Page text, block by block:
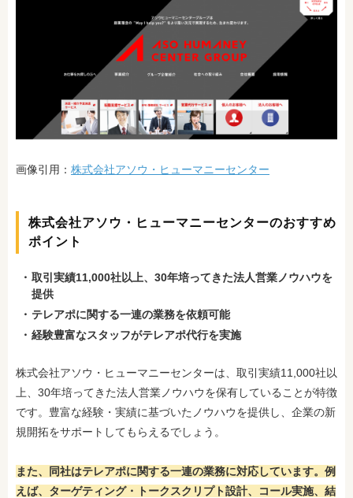
画像引用： 株式会社アソウ・ヒューマニーセンター
株式会社アソウ・ヒューマニーセンターのおすすめ
ポイント
取引実績11,000社以上、30年培ってきた法人営業ノウハウを
提供
テレアポに関する一連の業務を依頼可能
経験豊富なスタッフがテレアポ代行を実施
株式会社アソウ・ヒューマニーセンターは、取引実績11,000社以
上、30年培ってきた法人営業ノウハウを保有していることが特徴
です。豊富な経験・実績に基づいたノウハウを提供し、企業の新
規開拓をサポートしてもらえるでしょう。
また、同社はテレアポに関する一連の業務に対応しています。例
えば、ターゲティング・トークスクリプト設計、コール実施、結